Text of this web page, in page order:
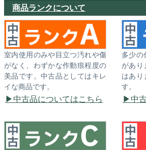
商品ランクについて
室内使用のみや目立つ汚れや傷
がなく、わずかな作動痕程度の
美品です。中古品としてはキレ
イな商品です。
中古品についてはこちら
多少の
があり
はあり
す。
中